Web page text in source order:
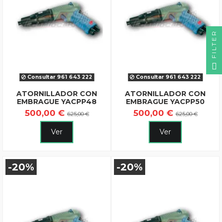
Consultar 961 643 222
ATORNILLADOR CON
EMBRAGUE YACPP48
500,00 €625,00 €
Ver
Consultar 961 643 222
ATORNILLADOR CON
EMBRAGUE YACPP50
500,00 €625,00 €
Ver
-20% -20%
FILTER